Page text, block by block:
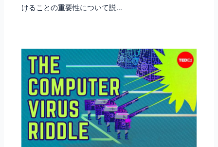
けることの重要性について説…